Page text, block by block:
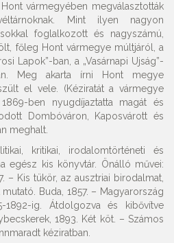
vármegyében megválasztották
Mint ilyen nagyon
foglalkozott és nagyszámú,
főleg Hont vármegye múltjáról, a
Lapok”-ban, a „Vasárnapi Ujság”-
Meg akarta írni Hont megye
el vele. (Kéziratát a vármegye
ben nyugdíjaztatta magát és
Dombóváron, Kaposvárott és
meghalt.
kritikai, irodalomtörténeti és
egész kis könyvtár. Önálló művei:
– Kis tükör, az ausztriai birodalmat,
Buda, 1857. – Magyarország
1892-ig. Átdolgozva és kibővítve
1893. Két köt. – Számos
kéziratban.